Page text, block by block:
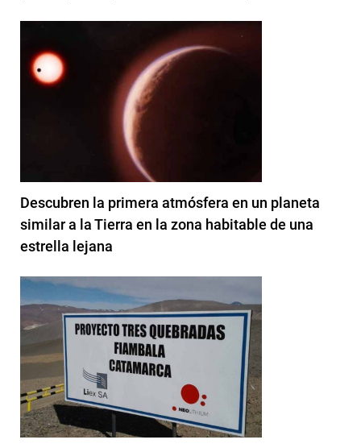
Descubren la primera atmósfera en un planeta
similar a la Tierra en la zona habitable de una
estrella lejana